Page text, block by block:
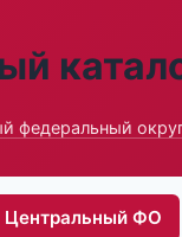
федеральный
Центральный ФО